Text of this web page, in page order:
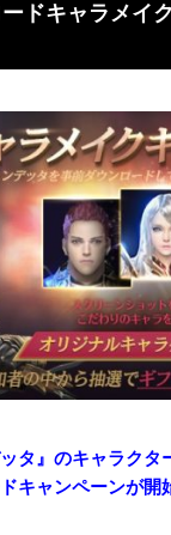
ドキャラメイ
タ』のキャラクタ
キャンペーンが開